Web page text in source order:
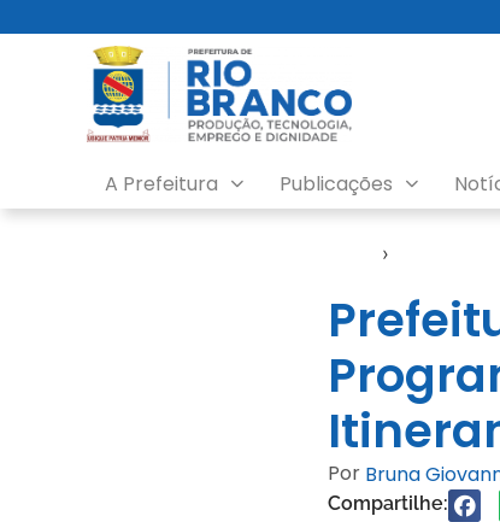
A Prefeitura Publicações
›
Por Bruna
Compartilhe: